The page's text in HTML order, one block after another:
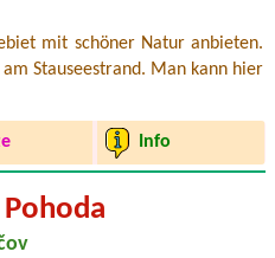
mit schöner Natur anbieten.
Stauseestrand. Man kann hier
Info
Pohoda